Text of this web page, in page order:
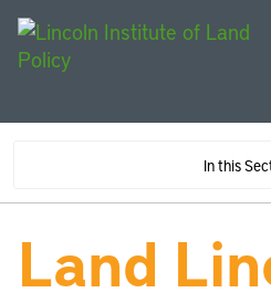
In this
Land